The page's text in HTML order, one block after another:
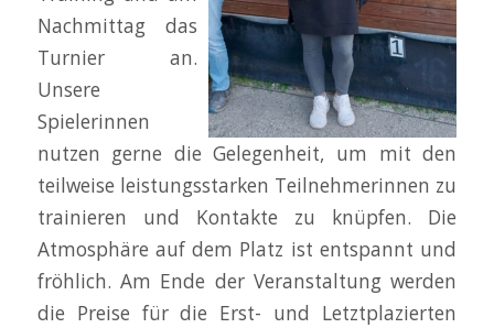
Nachmittag das
Turnier an.
Unsere
Spielerinnen
nutzen gerne die Gelegenheit, um mit den
teilweise leistungsstarken Teilnehmerinnen zu
trainieren und Kontakte zu knüpfen. Die
Atmosphäre auf dem Platz ist entspannt und
fröhlich. Am Ende der Veranstaltung werden
die Preise für die Erst- und Letztplazierten